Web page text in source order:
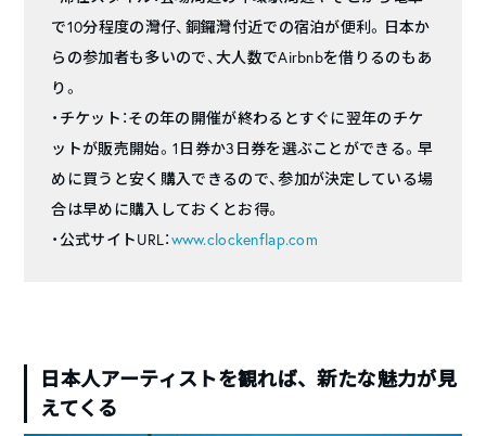
で10分程度の灣仔、銅鑼灣付近での宿泊が便利。日本か
らの参加者も多いので、大人数でAirbnbを借りるのもあ
り。
・チケット：その年の開催が終わるとすぐに翌年のチケ
ットが販売開始。1日券か3日券を選ぶことができる。早
めに買うと安く購入できるので、参加が決定している場
合は早めに購入しておくとお得。
・公式サイトURL：www.clockenflap.com
日本人アーティストを観れば、新たな魅力が見
えてくる